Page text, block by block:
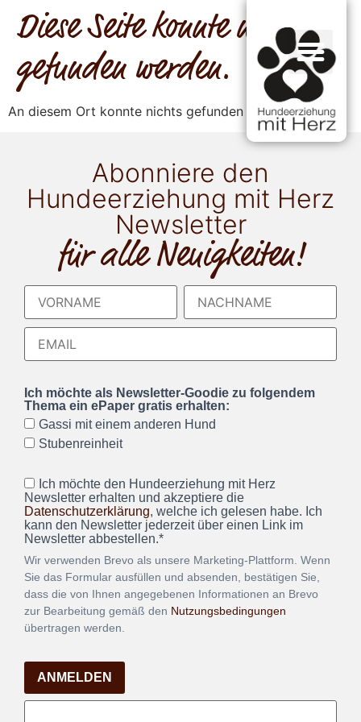
Diese Seite konnte nicht
gefunden werden.
An diesem Ort konnte nichts gefunden werden.
Abonniere den
Hundeerziehung mit Herz
Newsletter
für alle Neuigkeiten!
Ich möchte als Newsletter-Goodie zu folgendem
Thema ein ePaper gratis erhalten:
Gassi mit einem anderen Hund
Stubenreinheit
Ich möchte den Hundeerziehung mit Herz
Newsletter erhalten und akzeptiere die
Datenschutzerklärung, welche ich gelesen habe. Ich
kann den Newsletter jederzeit über einen Link im
Newsletter abbestellen.*
Wir verwenden Brevo als unsere Marketing-Plattform. Wenn
Sie das Formular ausfüllen und absenden, bestätigen Sie,
dass die von Ihnen angegebenen Informationen an Brevo
zur Bearbeitung gemäß den Nutzungsbedingungen
übertragen werden.
ANMELDEN